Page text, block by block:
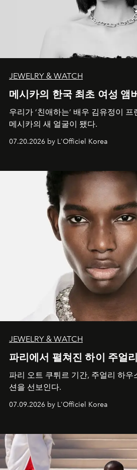
JEWELRY & WATCH
메시카의 한국 최초 여성 앰
우리가 ‘친애하는’ 배우 김유정이
메시카의 새 얼굴이 됐다.
07.20.2026 by L'Officiel Korea
JEWELRY & WATCH
파리에서 펼쳐진 하이 주얼
파리 오트 쿠튀르 기간, 주얼리 하우
션을 선보인다.
07.09.2026 by L'Officiel Korea